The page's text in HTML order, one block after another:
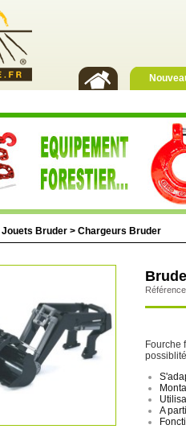
Jouets Bruder > Chargeurs Bruder
Fourche
A